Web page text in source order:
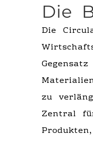
Die
Die
zu
Zentral